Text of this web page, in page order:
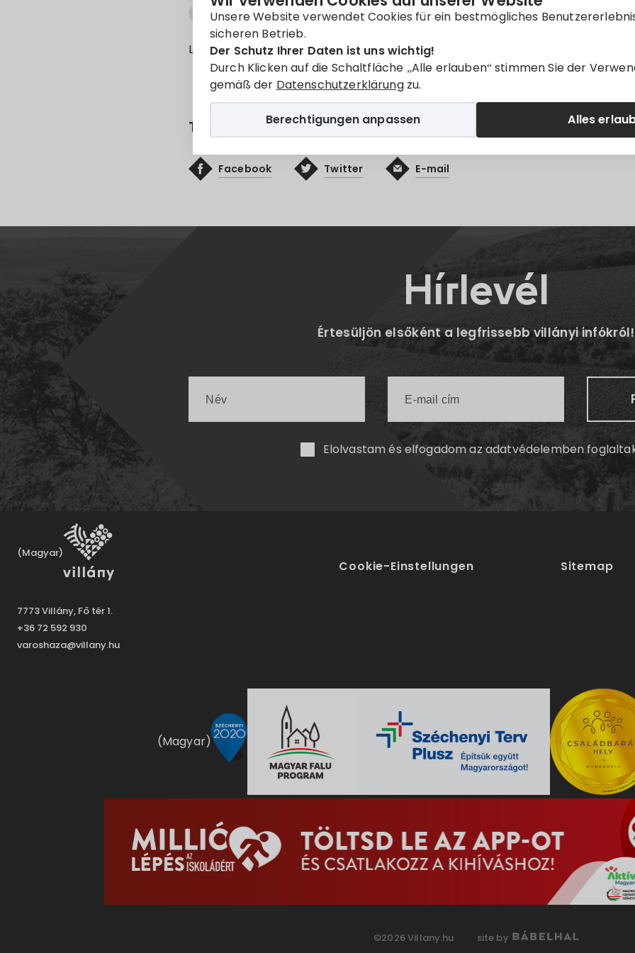
Unsere Website verwendet Cookies für ein bestmögliches
sicheren Betrieb.
Der Schutz Ihrer Daten ist uns wichtig!
Durch Klicken auf die Schaltfläche „Alle erlauben“ stimmen Sie der
gemäß der Datenschutzerklärungzu.
Alles
Berechtigungen anpassen
Információ máv menetrend Pünkösdi Nyitott Pincék tájékoztató
Leider ist der Eintrag nur aufMagyarverfügbar.
Teilen
Facebook Twitter E-mail
Hírlevél
Értesüljön elsőként a legfrissebb villányi infókról!
Elolvastam és elfogadom azadatvédelemben
(Magyar)
7773 Villány, Fő tér 1.
+36 72 592 930
varoshaza@villany.hu
Cookie-Einstellungen Sitemap
(Magyar)
©2026 Villany.hu site by